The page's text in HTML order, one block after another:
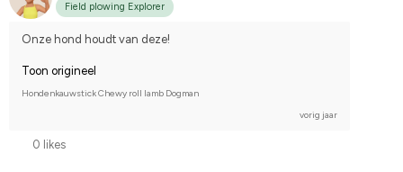
Field plowing Explorer
Onze hond houdt van deze!
Toon origineel
Hondenkauwstick Chewy roll lamb Dogman
vorig jaar
0 likes